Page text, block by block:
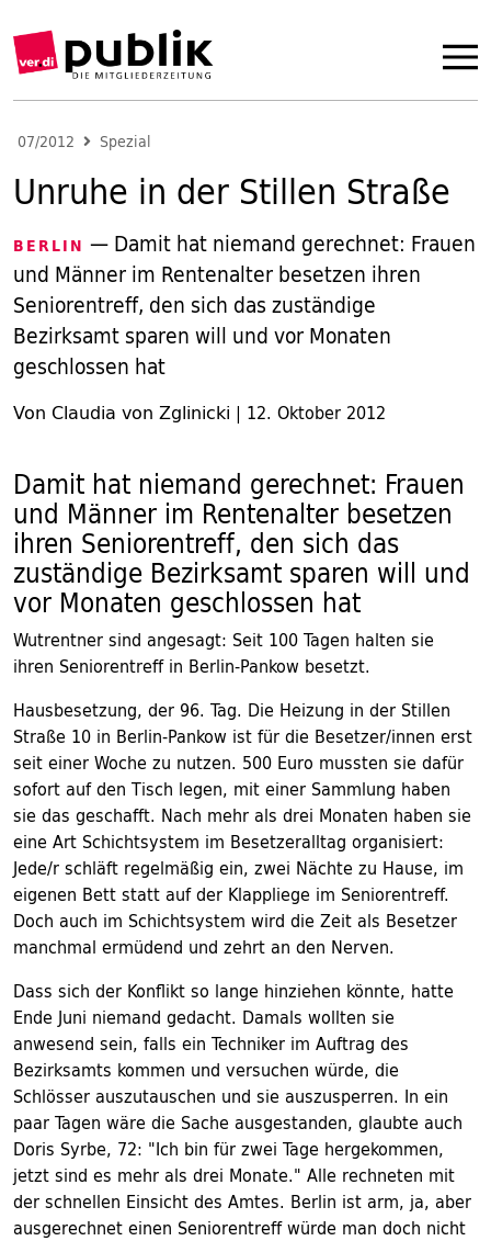
07/2012 Spezial
Unruhe in der Stillen Straße
BERLIN — Damit hat niemand gerechnet: Frauen
und Männer im Rentenalter besetzen ihren
Seniorentreff, den sich das zuständige
Bezirksamt sparen will und vor Monaten
geschlossen hat
Von Claudia von Zglinicki | 12. Oktober 2012
Damit hat niemand gerechnet: Frauen
und Männer im Rentenalter besetzen
ihren Seniorentreff, den sich das
zuständige Bezirksamt sparen will und
vor Monaten geschlossen hat
Wutrentner sind angesagt: Seit 100 Tagen halten sie
ihren Seniorentreff in Berlin-Pankow besetzt.
Hausbesetzung, der 96. Tag. Die Heizung in der Stillen
Straße 10 in Berlin-Pankow ist für die Besetzer/innen erst
seit einer Woche zu nutzen. 500 Euro mussten sie dafür
sofort auf den Tisch legen, mit einer Sammlung haben
sie das geschafft. Nach mehr als drei Monaten haben sie
eine Art Schichtsystem im Besetzeralltag organisiert:
Jede/r schläft regelmäßig ein, zwei Nächte zu Hause, im
eigenen Bett statt auf der Klappliege im Seniorentreff.
Doch auch im Schichtsystem wird die Zeit als Besetzer
manchmal ermüdend und zehrt an den Nerven.
Dass sich der Konflikt so lange hinziehen könnte, hatte
Ende Juni niemand gedacht. Damals wollten sie
anwesend sein, falls ein Techniker im Auftrag des
Bezirksamts kommen und versuchen würde, die
Schlösser auszutauschen und sie auszusperren. In ein
paar Tagen wäre die Sache ausgestanden, glaubte auch
Doris Syrbe, 72: "Ich bin für zwei Tage hergekommen,
jetzt sind es mehr als drei Monate." Alle rechneten mit
der schnellen Einsicht des Amtes. Berlin ist arm, ja, aber
ausgerechnet einen Seniorentreff würde man doch nicht